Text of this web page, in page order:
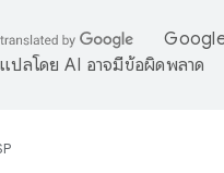
แปลโดย AI อาจมีข้อผิดพลาด